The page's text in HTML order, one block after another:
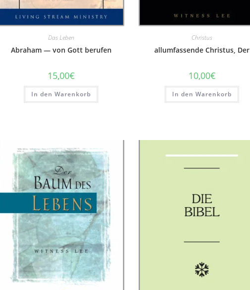
Das Leben
Abraham — von Gott berufen
15,00€
In den Warenkorb
Christus
allumfassende Christus, Der
10,00€
In den Warenkorb